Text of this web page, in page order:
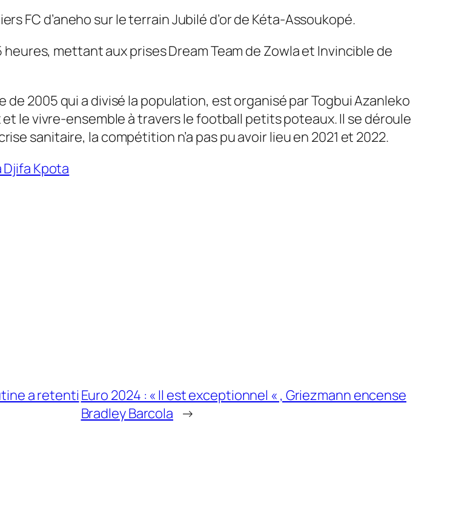
FC d’aneho sur le terrain Jubilé d’or de Kéta-Assoukopé.
mettant aux prises Dream Team de Zowla et Invincible de
2005 qui a divisé la population, est organisé par Togbui Azanleko
le vivre-ensemble à travers le football petits poteaux. Il se déroule
sanitaire, la compétition n’a pas pu avoir lieu en 2021 et 2022.
Kpota
a retenti Euro 2024 : « Il est exceptionnel « , Griezmann encense
Bradley Barcola →